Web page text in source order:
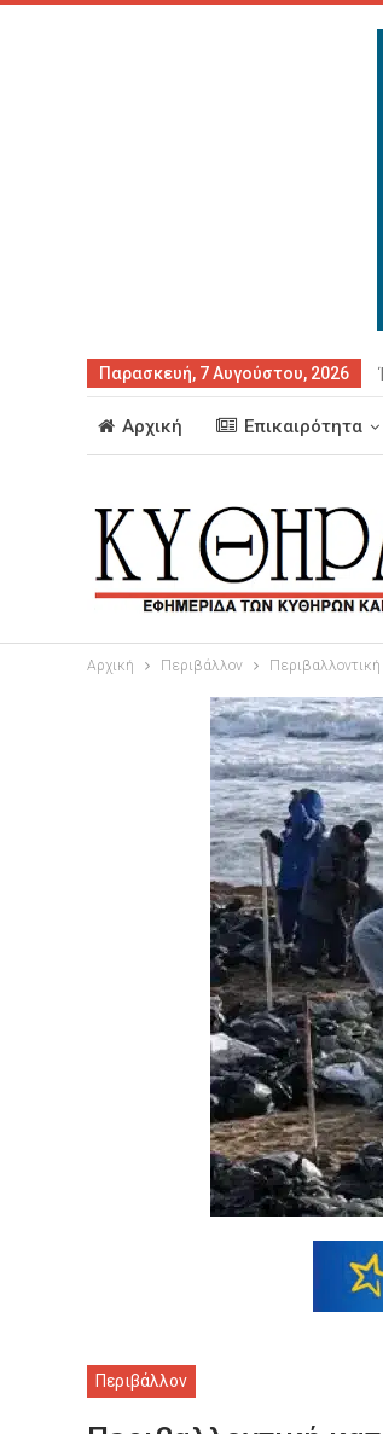
Παρασκευή, 7 Αυγούστου, 2026
Αρχική Επικαιρότητα
Αρχική Περιβάλλον
Περιβάλλον